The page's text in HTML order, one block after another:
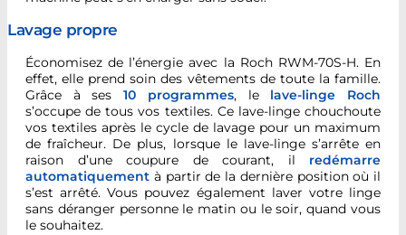
Lavage propre
Économisez de l’énergie avec la Roch RWM-70S-H. En
effet, elle prend soin des vêtements de toute la famille.
Grâce à ses10 programmes, le lave-linge Roch
s’occupe de tous vos textiles. Ce lave-linge chouchoute
vos textiles après le cycle de lavage pour un maximum
de fraîcheur. De plus, lorsque le lave-linge s’arrête en
raison d’une coupure de courant, il redémarre
automatiquement à partir de la dernière position où il
s’est arrêté. Vous pouvez également laver votre linge
sans déranger personne le matin ou le soir, quand vous
le souhaitez.